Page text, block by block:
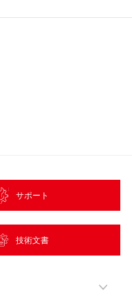
サポート
技術文書